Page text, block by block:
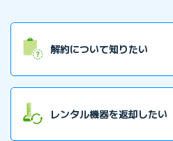
解約について知りたい
BIGLOBE光を解約したい
レンタル機器を返却したい